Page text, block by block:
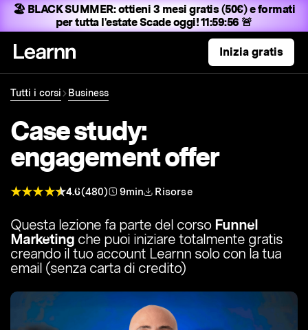
🏖️ BLACK SUMMER:ottieni 3 mesi gratis (50€) e formati
per tutta l'estateScade oggi! 11:59:55 🚨
Inizia gratis
Tutti i corsi Business
Case study:
engagement offer
4.6(480) 9min Risorse
Questa lezione fa parte del corso Funnel
Marketing che puoi iniziare totalmente gratis
creando il tuo account Learnn solo con la tua
email (senza carta di credito)